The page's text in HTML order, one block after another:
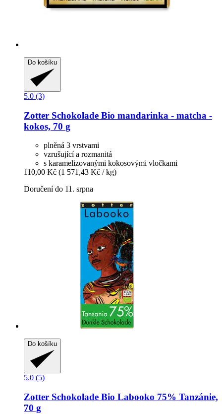
Do košíku
5.0 (3)
Zotter Schokolade Bio mandarinka -​ matcha -​
kokos, 70 g
plněná 3 vrstvami
vzrušující a rozmanitá
s karamelizovanými kokosovými vločkami
110,00 Kč (1 571,43 Kč / kg)
Doručení do 11. srpna
Do košíku
5.0 (5)
Zotter Schokolade Bio Labooko 75% Tanzánie,
70 g